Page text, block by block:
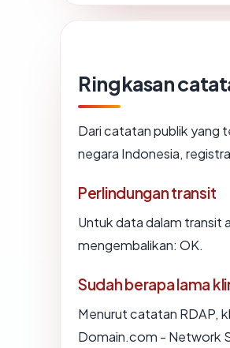
Ringkasan
Dari catatan publik yang
negara Indonesia,
Perlindungan transit
Untuk data dalam transit
mengembalikan: OK.
Sudah berapa lama
Menurut catatan RDAP,
Domain.com - Network